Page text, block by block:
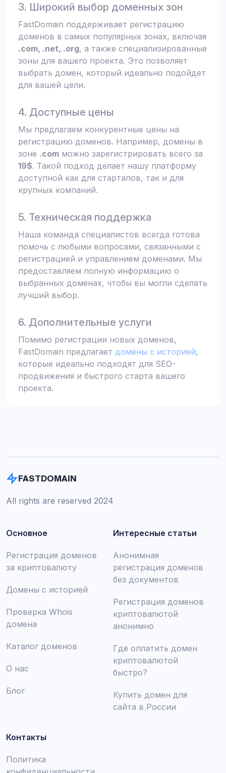
3. Широкий выбор доменных зон
FastDomain поддерживает регистрацию
доменов в самых популярных зонах, включая
.com, .net, .org, а также специализированные
зоны для вашего проекта. Это позволяет
выбрать домен, который идеально подойдет
для вашей цели.
4. Доступные цены
Мы предлагаем конкурентные цены на
регистрацию доменов. Например, домены в
зоне .com можно зарегистрировать всего за
19$. Такой подход делает нашу платформу
доступной как для стартапов, так и для
крупных компаний.
5. Техническая поддержка
Наша команда специалистов всегда готова
помочь с любыми вопросами, связанными с
регистрацией и управлением доменами. Мы
предоставляем полную информацию о
выбранных доменах, чтобы вы могли сделать
лучший выбор.
6. Дополнительные услуги
Помимо регистрации новых доменов,
FastDomain предлагает домены с историей,
которые идеально подходят для SEO-
продвижения и быстрого старта вашего
проекта.
FASTDOMAIN
All rights are reserved 2024
Основное
Регистрация доменов
за криптовалюту
Домены с историей
Проверка Whois
домена
Каталог доменов
О нас
Блог
Интересные статьи
Анонимная
регистрация доменов
без документов
Регистрация доменов
криптовалютой
анонимно
Где оплатить домен
криптовалютой
быстро?
Купить домен для
сайта в России
Контакты
Политика